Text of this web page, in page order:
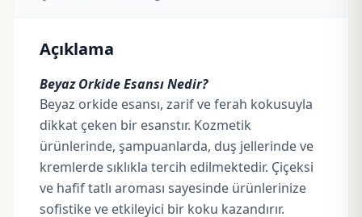
Açıklama
Beyaz Orkide Esansı Nedir?
Beyaz orkide esansı, zarif ve ferah kokusuyla
dikkat çeken bir esanstır. Kozmetik
ürünlerinde, şampuanlarda, duş jellerinde ve
kremlerde sıklıkla tercih edilmektedir. Çiçeksi
ve hafif tatlı aroması sayesinde ürünlerinize
sofistike ve etkileyici bir koku kazandırır.